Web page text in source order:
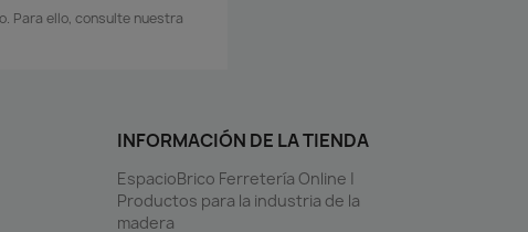
Para ello, consulte nuestra
INFORMACIÓN DE LA TIENDA
EspacioBrico Ferretería Online |
Productos para la industria de la
madera